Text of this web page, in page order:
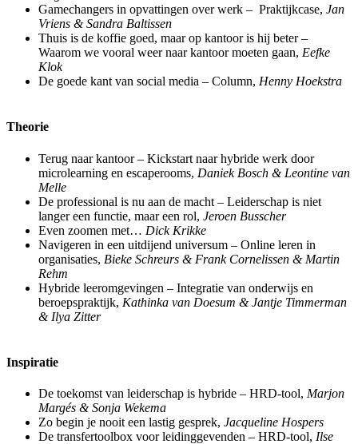
Gamechangers in opvattingen over werk – Praktijkcase, Jan
Vriens & Sandra Baltissen
Thuis is de koffie goed, maar op kantoor is hij beter –
Waarom we vooral weer naar kantoor moeten gaan, Eefke
Klok
De goede kant van social media – Column, Henny Hoekstra
Theorie
Terug naar kantoor – Kickstart naar hybride werk door
microlearning en escaperooms, Daniek Bosch & Leontine van
Melle
De professional is nu aan de macht – Leiderschap is niet
langer een functie, maar een rol, Jeroen Busscher
Even zoomen met… Dick Krikke
Navigeren in een uitdijend universum – Online leren in
organisaties, Bieke Schreurs & Frank Cornelissen & Martin
Rehm
Hybride leeromgevingen – Integratie van onderwijs en
beroepspraktijk, Kathinka van Doesum & Jantje Timmerman
& Ilya Zitter
Inspiratie
De toekomst van leiderschap is hybride – HRD-tool, Marjon
Margés & Sonja Wekema
Zo begin je nooit een lastig gesprek, Jacqueline Hospers
De transfertoolbox voor leidinggevenden – HRD-tool, Ilse